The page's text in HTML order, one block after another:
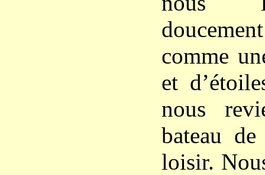
comme
et
nous
bateau
loisir.